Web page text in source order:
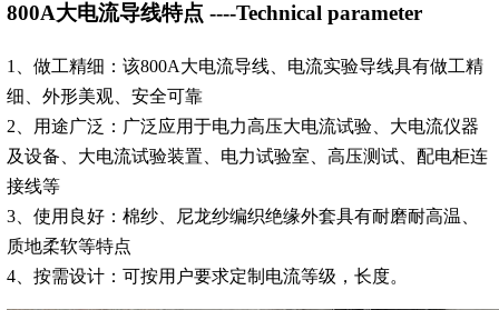
800A大电流导线特点 ----Technical parameter
1、做工精细：该800A大电流导线、电流实验导线具有做工精
细、外形美观、安全可靠
2、用途广泛：广泛应用于电力高压大电流试验、大电流仪器
及设备、大电流试验装置、电力试验室、高压测试、配电柜连
接线等
3、使用良好：棉纱、尼龙纱编织绝缘外套具有耐磨耐高温、
质地柔软等特点
4、按需设计：可按用户要求定制电流等级，长度。